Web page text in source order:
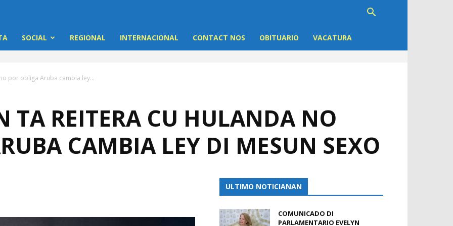
SOCIAL REGIONAL INTERNACIONAL CONTACT NOS OBITUARIO VACATURA
por obliga Aruba cambia ley...
TA REITERA CU HULANDA NO
CAMBIA LEY DI MESUN SEXO
ULTIMO NOTICIANAN
COMUNICADO DI
PARLAMENTARIO EVELYN